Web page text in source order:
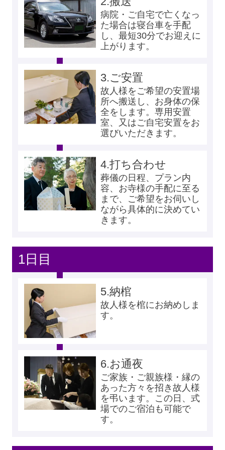
病院・ご自宅で亡くなっ
た場合は寝台車を手配
し、最短30分でお迎えに
上がります。
3.ご安置
故人様をご希望の安置場
所へ搬送し、お身体の保
全をします。専用安置
室、又はご自宅安置をお
選びいただきます。
4.打ち合わせ
葬儀の日程、プラン内
容、お寺様の手配に至る
まで、ご希望をお伺いし
ながら具体的に決めてい
きます。
1日目
5.納棺
故人様を棺にお納めしま
す。
6.お通夜
ご家族・ご親族様・縁の
あった方々を招き故人様
を弔います。この日、式
場でのご宿泊も可能で
す。